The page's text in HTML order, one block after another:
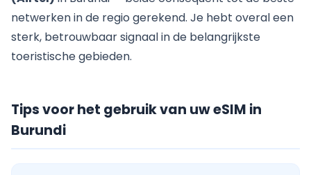
netwerken in de regio gerekend. Je hebt overal een
sterk, betrouwbaar signaal in de belangrijkste
toeristische gebieden.
Tips voor het gebruik van uw eSIM in
Burundi